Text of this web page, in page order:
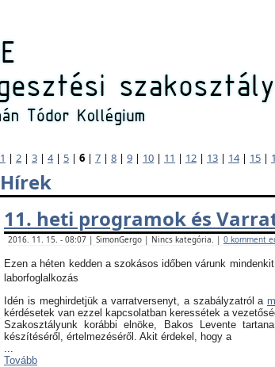
1 | 2 | 3 | 4| 5 | 6 | 7 | 8 | 9 | 10 | 11 | 12 | 13 | 14| 15 |
Hírek
11. heti programok és
2016. 11. 15. - 08:07 | SimonGergo | Nincs kategória. | 0 komment
Ezen a héten kedden a szokásos időben várunk
laborfoglalkozás
Idén is meghirdetjük a varratversenyt, a szabályzatról a
kérdésetek van ezzel kapcsolatban keressétek a
Szakosztályunk korábbi elnöke, Bakos Levente
készítéséről, értelmezéséről. Akit érdekel, hogy a
...
Tovább